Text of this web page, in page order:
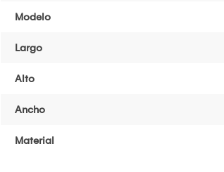
Modelo
Largo
Alto
Ancho
Material